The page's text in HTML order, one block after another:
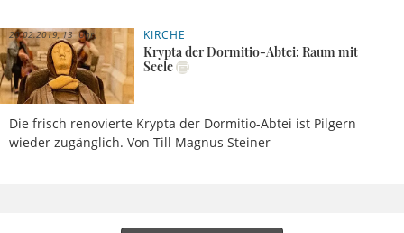
KIRCHE
Krypta der Dormitio-Abtei: Raum mit
Seele
Die frisch renovierte Krypta der Dormitio-Abtei ist Pilgern
wieder zugänglich. Von Till Magnus Steiner
20.02.2019, 13 Uhr